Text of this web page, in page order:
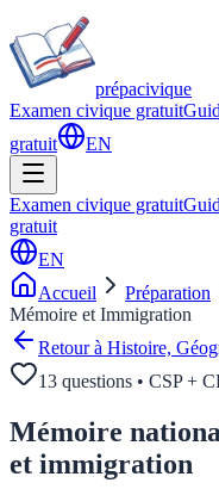
prépacivique
Examen civique gratuit
gratuit
EN
Examen civique gratuit
gratuit
EN
Accueil
Préparation
Mémoire et Immigration
Retour à Histoire,
13 questions • CSP +
Mémoire
et immigration